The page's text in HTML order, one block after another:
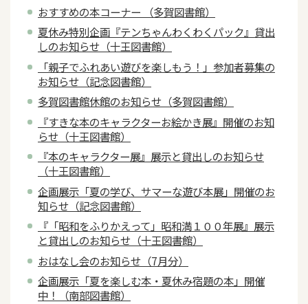
おすすめの本コーナー （多賀図書館）
夏休み特別企画『テンちゃんわくわくパック』貸出
しのお知らせ（十王図書館）
「親子でふれあい遊びを楽しもう！」参加者募集の
お知らせ（記念図書館）
多賀図書館休館のお知らせ（多賀図書館）
『すきな本のキャラクターお絵かき展』開催のお知
らせ（十王図書館）
『本のキャラクター展』展示と貸出しのお知らせ
（十王図書館）
企画展示「夏の学び、サマーな遊び本展」開催のお
知らせ（記念図書館）
『「昭和をふりかえって」昭和満１００年展』展示
と貸出しのお知らせ（十王図書館）
おはなし会のお知らせ（7月分）
企画展示「夏を楽しむ本・夏休み宿題の本」開催
中！（南部図書館）